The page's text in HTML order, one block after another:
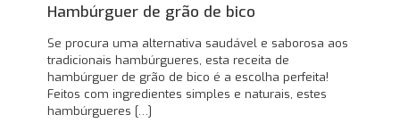
Hambúrguer de grão de bico
Se procura uma alternativa saudável e saborosa aos
tradicionais hambúrgueres, esta receita de
hambúrguer de grão de bico é a escolha perfeita!
Feitos com ingredientes simples e naturais, estes
hambúrgueres […]